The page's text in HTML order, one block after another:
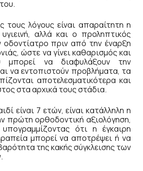
τους λόγους είναι απαραίτητη η
αλλά και ο προληπτικός
οδοντίατρο πριν από την έναρξη
ώστε να γίνει καθαρισμός και
να διαφυλάξουν την
να εντοπιστούν προβλήματα, τα
αποτελεσματικότερα και
στα αρχικά τους στάδια.
είναι 7 ετών, είναι κατάλληλη η
πρώτη ορθοδοντική αξιολόγηση,
ότι η έγκαιρη
μπορεί να αποτρέψει ή να
της κακής σύγκλεισης των